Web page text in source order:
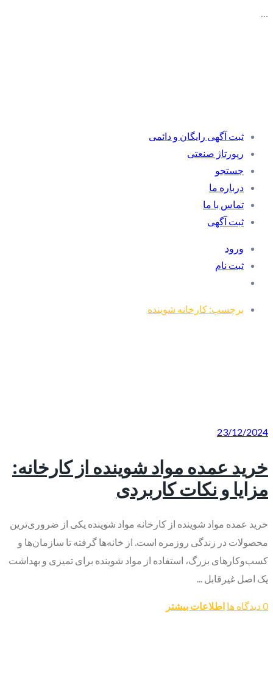
…
ثبت آگهی رایگان و دائمی
رپورتاژ صنعتی
جستجو
درباره ما
تماس با ما
ثبت آگهی
ورود
ثبت نام
برچسب: کارخانه شوینده
23/12/2024
خرید عمده مواد شوینده از کارخانه:
مزایا و نکات کاربردی
خرید عمده مواد شوینده از کارخانه مواد شوینده یکی از ضروری‌ترین
محصولات در زندگی روزمره است. از خانه‌ها گرفته تا سازمان‌ها و
کسب‌وکارهای بزرگ، استفاده از مواد شوینده برای تمیزی و بهداشت
یک اصل غیرقابل ...
0 دیدگاه ها اطلاعات بیشتر